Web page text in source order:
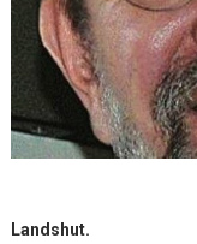
Landshut.